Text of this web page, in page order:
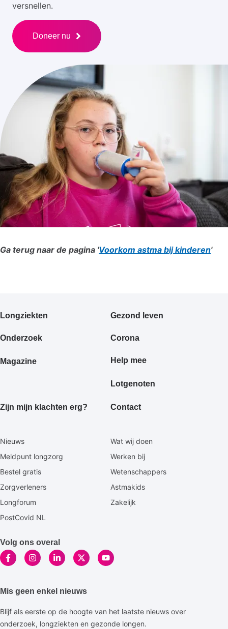
versnellen.
Doneer nu
Ga terug naar de pagina 'Voorkom astma bij kinderen'
Primair
Longziekten Gezond leven
Onderzoek Corona
Magazine Help mee
Lotgenoten
Zijn mijn klachten erg? Contact
Secundaire
Nieuws
Wat wij doen
Meldpunt longzorg
Werken bij
Bestel gratis
Wetenschappers
Zorgverleners
Astmakids
Longforum
Zakelijk
PostCovid NL
Volg ons overal
Mis geen enkel nieuws
Blijf als eerste op de hoogte van het laatste nieuws over
onderzoek, longziekten en gezonde longen.